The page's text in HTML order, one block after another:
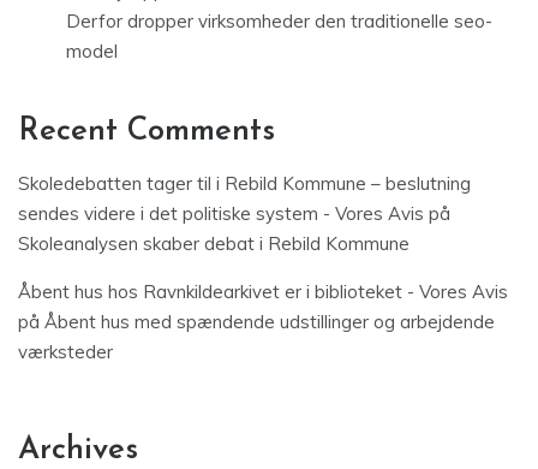
Derfor dropper virksomheder den traditionelle seo-
model
Recent Comments
Skoledebatten tager til i Rebild Kommune – beslutning
sendes videre i det politiske system - Vores Avis på
Skoleanalysen skaber debat i Rebild Kommune
Åbent hus hos Ravnkildearkivet er i biblioteket - Vores Avis
på Åbent hus med spændende udstillinger og arbejdende
værksteder
Archives